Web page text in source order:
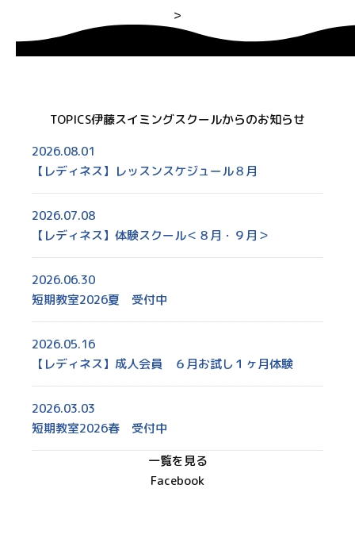
>
TOPICS伊藤スイミングスクールからのお知らせ
2026.08.01
【レディネス】レッスンスケジュール８月
2026.07.08
【レディネス】体験スクール＜８月・９月＞
2026.06.30
短期教室2026夏 受付中
2026.05.16
【レディネス】成人会員 ６月お試し１ヶ月体験
2026.03.03
短期教室2026春 受付中
一覧を見る
Facebook